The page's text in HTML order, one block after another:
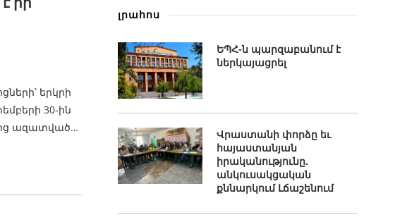
երկրի
30-ին
ազատված…
լրահոս
ԵՊՀ-ն պարզաբանում է
ներկայացրել
Վրաստանի փորձը եւ
հայաստանյան
իրականությունը.
անկուսակցական
քննարկում Լճաշենում